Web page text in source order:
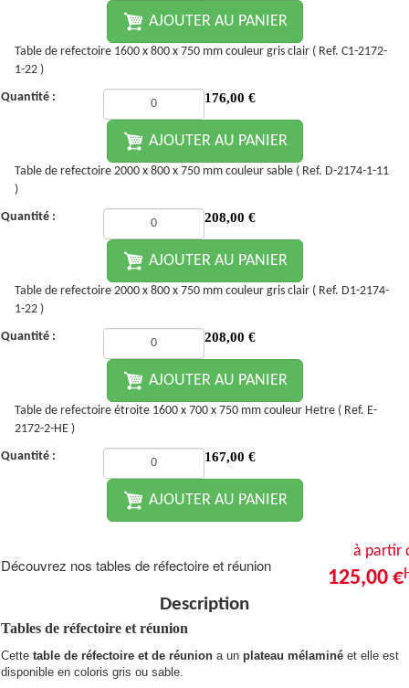
AJOUTER AU PANIER
Table de refectoire 1600 x 800 x 750 mm couleur gris clair ( Ref. C1-2172-
1-22 )
Quantité :
176,00 €
AJOUTER AU PANIER
Table de refectoire 2000 x 800 x 750 mm couleur sable ( Ref. D-2174-1-11
)
Quantité :
208,00 €
AJOUTER AU PANIER
Table de refectoire 2000 x 800 x 750 mm couleur gris clair ( Ref. D1-2174-
1-22 )
Quantité :
208,00 €
AJOUTER AU PANIER
Table de refectoire étroite 1600 x 700 x 750 mm couleur Hetre ( Ref. E-
2172-2-HE )
Quantité :
167,00 €
AJOUTER AU PANIER
à partir
125,00 €
Découvrez nos tables de réfectoire et réunion
Description
Tables de réfectoire et réunion
Cette table de réfectoire et de réunion a un plateau mélaminé et elle est
disponible en coloris gris ou sable.